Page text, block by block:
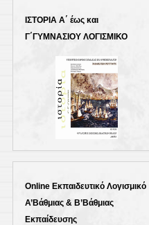
ΙΣΤΟΡΙΑ Α΄ έως και
Γ΄ΓΥΜΝΑΣΙΟΥ ΛΟΓΙΣΜΙΚΟ
Online Εκπαιδευτικό Λογισμικό
Α’Βάθμιας & Β’Βάθμιας
Εκπαίδευσης